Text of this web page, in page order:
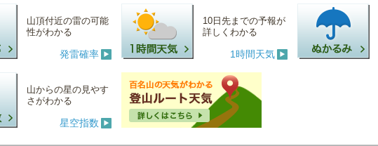
山頂付近の雷の可能
性がわかる
発雷確率
10日先までの予報が
詳しくわかる
1時間天気
山からの星の見やす
さがわかる
星空指数